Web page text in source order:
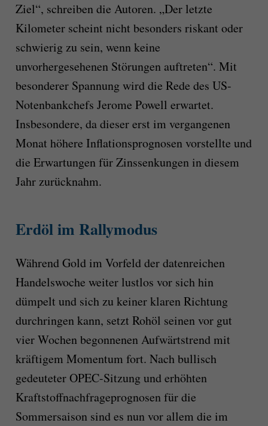
Ziel“, schreiben die Autoren. „Der letzte
Kilometer scheint nicht besonders riskant oder
schwierig zu sein, wenn keine
unvorhergesehenen Störungen auftreten“. Mit
besonderer Spannung wird die Rede des US-
Notenbankchefs Jerome Powell erwartet.
Insbesondere, da dieser erst im vergangenen
Monat höhere Inflationsprognosen vorstellte und
die Erwartungen für Zinssenkungen in diesem
Jahr zurücknahm.
Erdöl im Rallymodus
Während Gold im Vorfeld der datenreichen
Handelswoche weiter lustlos vor sich hin
dümpelt und sich zu keiner klaren Richtung
durchringen kann, setzt Rohöl seinen vor gut
vier Wochen begonnenen Aufwärtstrend mit
kräftigem Momentum fort. Nach bullisch
gedeuteter OPEC-Sitzung und erhöhten
Kraftstoffnachfrageprognosen für die
Sommersaison sind es nun vor allem die im